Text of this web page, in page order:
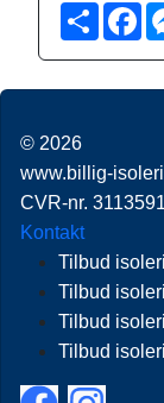
S
h
e
F
b
© 2026
www.billig-
CVR-nr.
Kontakt
Tilbud
Tilbud
Tilbud
Tilbud